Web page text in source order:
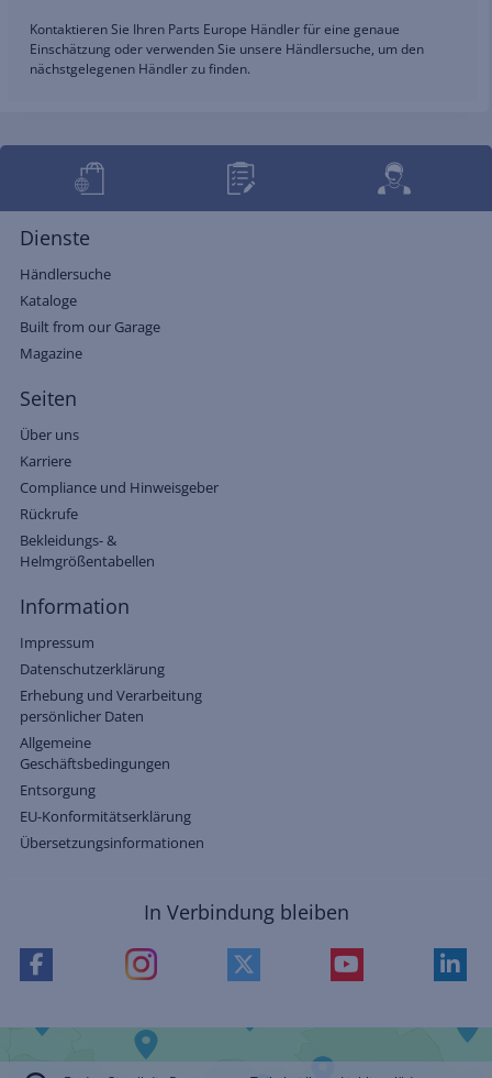
Kontaktieren Sie Ihren Parts Europe Händler für eine genaue
Einschätzung oder verwenden Sie unsere Händlersuche, um den
nächstgelegenen Händler zu finden.
Dienste
Händlersuche
Kataloge
Built from our Garage
Magazine
Seiten
Über uns
Karriere
Compliance und Hinweisgeber
Rückrufe
Bekleidungs- &
Helmgrößentabellen
Information
Impressum
Datenschutzerklärung
Erhebung und Verarbeitung
persönlicher Daten
Allgemeine
Geschäftsbedingungen
Entsorgung
EU-Konformitätserklärung
Übersetzungsinformationen
In Verbindung bleiben